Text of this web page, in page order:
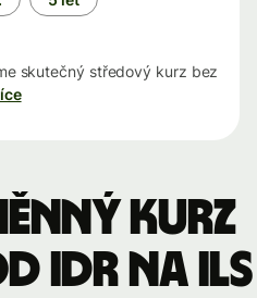
skutečný středový kurz bez
kurz
IDR na ILS